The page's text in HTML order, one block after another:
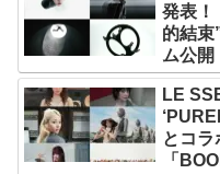
発表！
的結
ム公開
LE
とコ
「